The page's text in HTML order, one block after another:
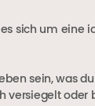
sich um eine
sein, was
versiegelt oder